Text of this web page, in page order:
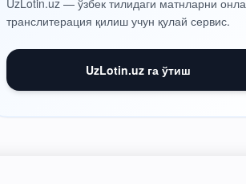
UzLotin.uz — ўзбек тилидаги матнларни
транслитерация қилиш учун қулай сервис.
UzLotin.uz га ўтиш